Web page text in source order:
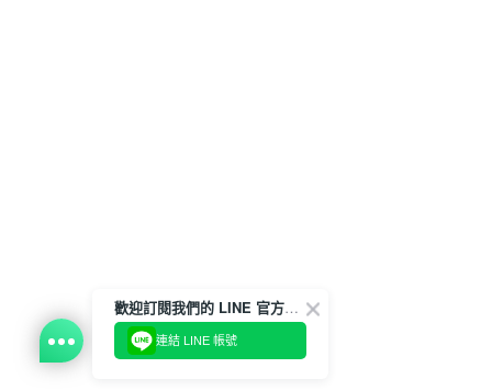
歡迎訂閱我們的 LINE 官方帳號
連結 LINE 帳號